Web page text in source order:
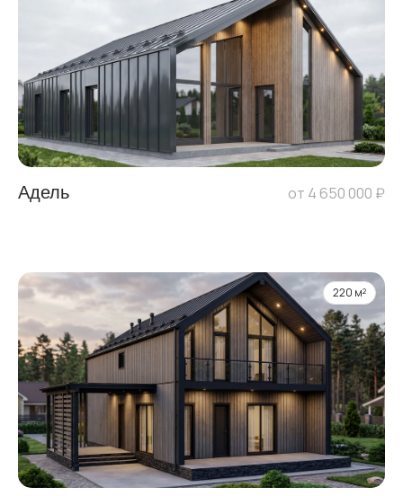
Адель от 4 650 000 ₽
220 м²